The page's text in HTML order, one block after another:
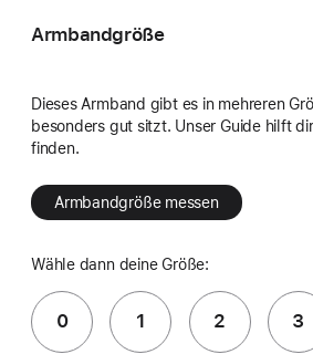
Armbandgröße
Dieses Armband gibt es in mehreren
besonders gut sitzt. Unser Guide hilft
finden.
Armbandgröße messen
Wähle dann deine Größe:
0 1 2 3